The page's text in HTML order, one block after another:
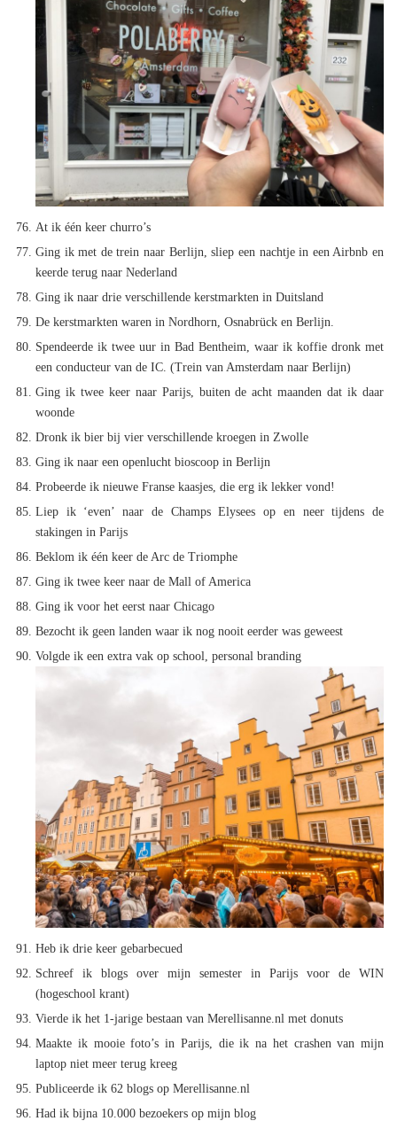
At ik één keer churro’s
Ging ik met de trein naar Berlijn, sliep een nachtje in een Airbnb en
keerde terug naar Nederland
Ging ik naar drie verschillende kerstmarkten in Duitsland
De kerstmarkten waren in Nordhorn, Osnabrück en Berlijn.
Spendeerde ik twee uur in Bad Bentheim, waar ik koffie dronk met
een conducteur van de IC. (Trein van Amsterdam naar Berlijn)
Ging ik twee keer naar Parijs, buiten de acht maanden dat ik daar
woonde
Dronk ik bier bij vier verschillende kroegen in Zwolle
Ging ik naar een openlucht bioscoop in Berlijn
Probeerde ik nieuwe Franse kaasjes, die erg ik lekker vond!
Liep ik ‘even’ naar de Champs Elysees op en neer tijdens de
stakingen in Parijs
Beklom ik één keer de Arc de Triomphe
Ging ik twee keer naar de Mall of America
Ging ik voor het eerst naar Chicago
Bezocht ik geen landen waar ik nog nooit eerder was geweest
Volgde ik een extra vak op school, personal branding
Heb ik drie keer gebarbecued
Schreef ik blogs over mijn semester in Parijs voor de WIN
(hogeschool krant)
Vierde ik het 1-jarige bestaan van Merellisanne.nl met donuts
Maakte ik mooie foto’s in Parijs, die ik na het crashen van mijn
laptop niet meer terug kreeg
Publiceerde ik 62 blogs op Merellisanne.nl
Had ik bijna 10.000 bezoekers op mijn blog